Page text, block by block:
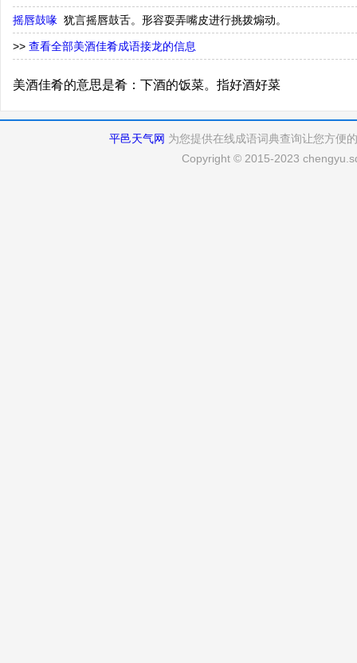
摇唇鼓喙 犹言摇唇鼓舌。形容耍弄嘴皮进行挑拨煽动。
>> 查看全部美酒佳肴成语接龙的信息
美酒佳肴的意思是肴：下酒的饭菜。指好酒好菜
平邑天气网 为您提供在线成语词典查询让您方便
Copyright © 2015-2023